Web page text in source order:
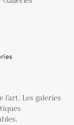
Les galeries